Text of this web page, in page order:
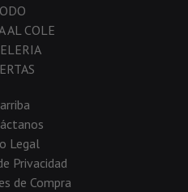
AL COLE
Legal
Privacidad
de Compra